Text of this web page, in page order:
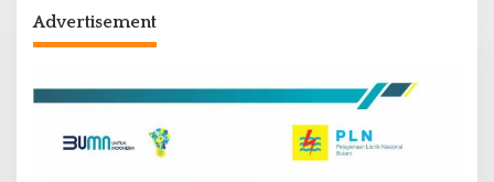
Advertisement